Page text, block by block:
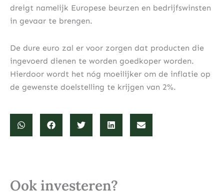
dreigt namelijk Europese beurzen en bedrijfswinsten
in gevaar te brengen.
De dure euro zal er voor zorgen dat producten die
ingevoerd dienen te worden goedkoper worden.
Hierdoor wordt het nóg moeilijker om de inflatie op
de gewenste doelstelling te krijgen van 2%.
Ook investeren?